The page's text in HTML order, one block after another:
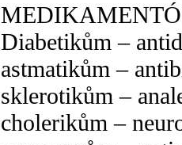
Diabetikům –
astmatikům –
sklerotikům –
cholerikům –